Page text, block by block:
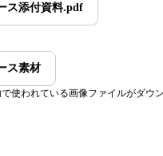
ス添付資料.pdf
ス素材
使われている画像ファイルがダウ